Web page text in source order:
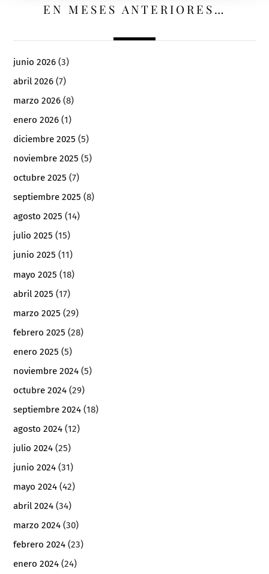
EN MESES ANTERIORES…
junio 2026 (3)
abril 2026 (7)
marzo 2026 (8)
enero 2026 (1)
diciembre 2025 (5)
noviembre 2025 (5)
octubre 2025 (7)
septiembre 2025 (8)
agosto 2025 (14)
julio 2025 (15)
junio 2025 (11)
mayo 2025 (18)
abril 2025 (17)
marzo 2025 (29)
febrero 2025 (28)
enero 2025 (5)
noviembre 2024 (5)
octubre 2024 (29)
septiembre 2024 (18)
agosto 2024 (12)
julio 2024 (25)
junio 2024 (31)
mayo 2024 (42)
abril 2024 (34)
marzo 2024 (30)
febrero 2024 (23)
enero 2024 (24)